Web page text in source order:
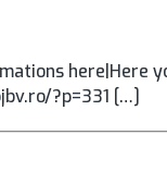
here|Here
?p=331 […]